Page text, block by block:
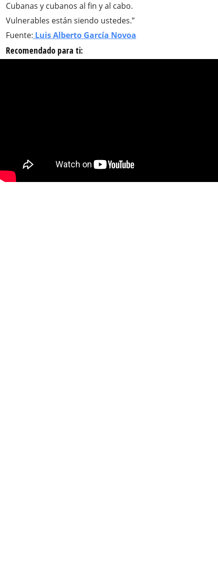
Cubanas y cubanos al fin y al cabo.
Vulnerables están siendo ustedes.”
Fuente: Luis Alberto García Novoa
Recomendado para ti: